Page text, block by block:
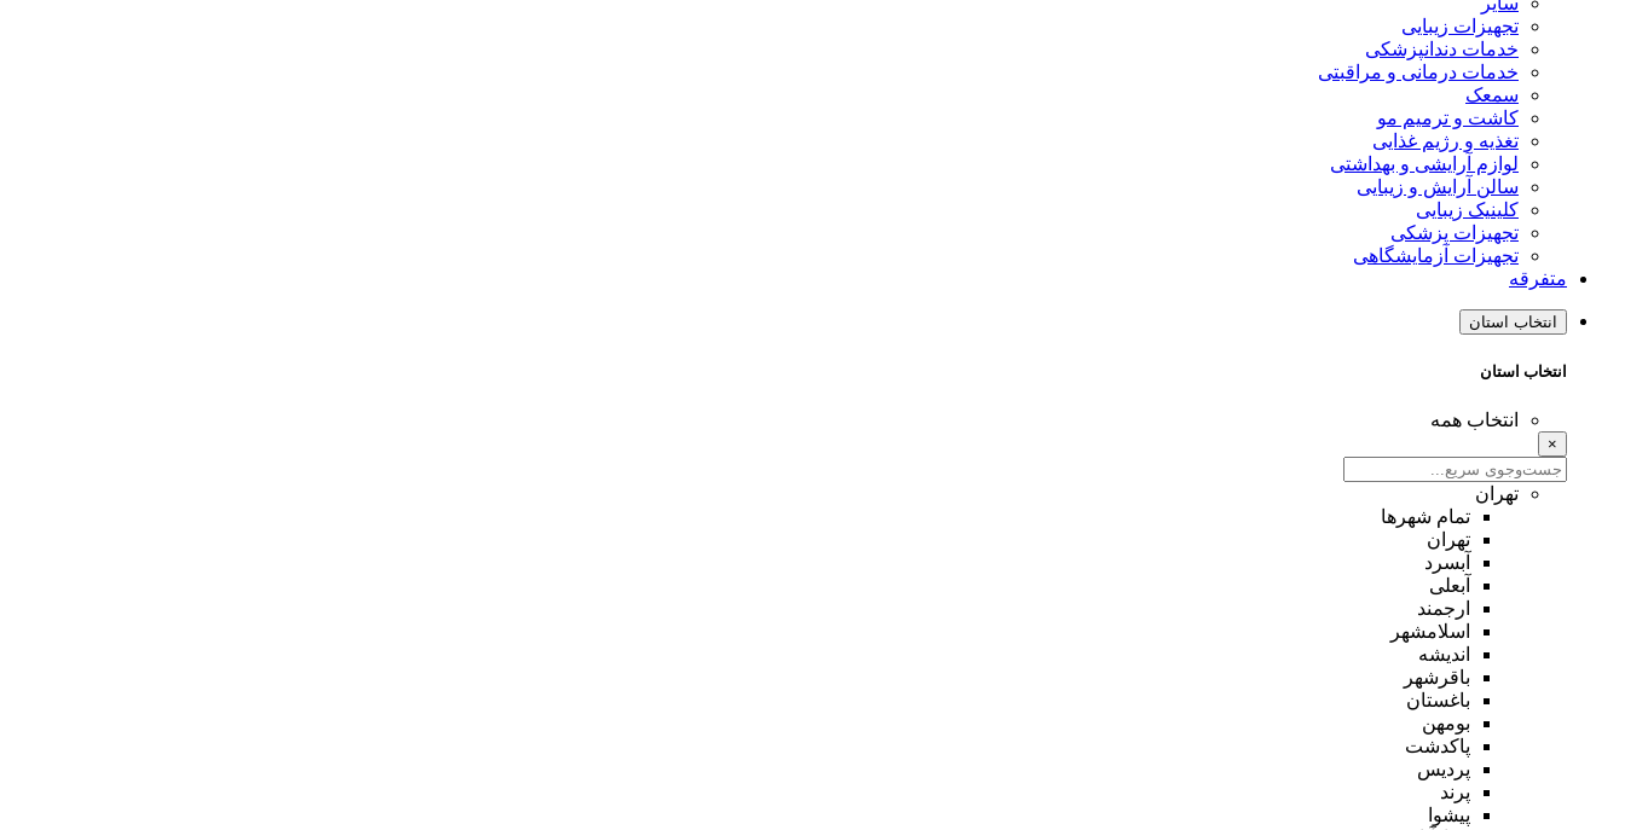
تجهیزات زیبایی
خدمات دندانپزشکی
خدمات درمانی و مراقبتی
سمعک
کاشت و ترمیم مو
تغذیه و رژیم غذایی
لوازم آرایشی و بهداشتی
سالن آرایش و زیبایی
کلینیک زیبایی
تجهیزات پزشکی
تجهیزات آزمایشگاهی
متفرقه
انتخاب استان
انتخاب استان
انتخاب همه
×
تهران
تمام شهر‌ها
تهران
آبسرد
آبعلی
ارجمند
اسلامشهر
اندیشه
باقرشهر
باغستان
بومهن
پاکدشت
پردیس
پرند
پیشوا